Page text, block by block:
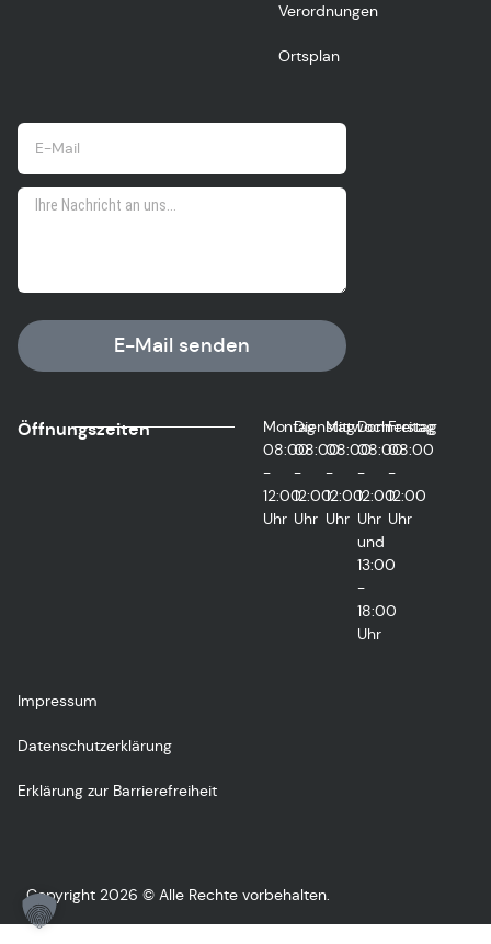
Verordnungen
Ortsplan
E-Mail senden
Öffnungszeiten
Montag
08:00
-
12:00
Uhr
Dienstag
08:00
-
12:00
Uhr
Mittwoch
08:00
-
12:00
Uhr
Donnerstag
08:00
-
12:00
Uhr
und
13:00
-
18:00
Uhr
Freitag
08:00
-
12:00
Uhr
Impressum
Datenschutzerklärung
Erklärung zur Barrierefreiheit
Copyright 2026 © Alle Rechte vorbehalten.